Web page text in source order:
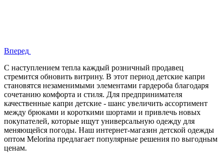
Вперед
С наступлением тепла каждый розничный продавец
стремится обновить витрину. В этот период детские капри
становятся незаменимыми элементами гардероба благодаря
сочетанию комфорта и стиля. Для предпринимателя
качественные капри детские - шанс увеличить ассортимент
между брюками и короткими шортами и привлечь новых
покупателей, которые ищут универсальную одежду для
меняющейся погоды. Наш интернет-магазин детской одежды
оптом Melorina предлагает популярные решения по выгодным
ценам.